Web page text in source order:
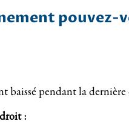
baissé pendant la dernière
: